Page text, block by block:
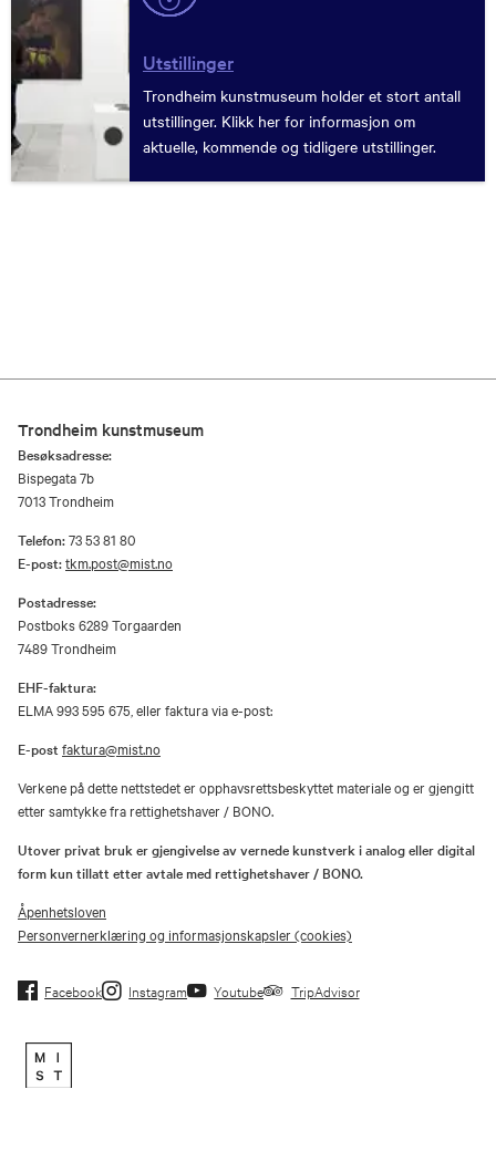
Utstillinger
Trondheim kunstmuseum holder et stort antall
utstillinger. Klikk her for informasjon om
aktuelle, kommende og tidligere utstillinger.
Trondheim kunstmuseum
Besøksadresse:
Bispegata 7b
7013 Trondheim
Telefon:73 53 81 80
E-post:tkm.post@mist.no
Postadresse:
Postboks 6289 Torgaarden
7489 Trondheim
EHF-faktura:
ELMA 993 595 675, eller faktura via e-post:
E-post faktura@mist.no
Verkene på dette nettstedet er opphavsrettsbeskyttet materiale og er gjengitt
etter samtykke fra rettighetshaver / BONO.
Utover privat bruk er gjengivelse av vernede kunstverk i analog eller digital
form kun tillatt etter avtale med rettighetshaver / BONO.
Åpenhetsloven
Personvernerklæring og informasjonskapsler (cookies)
Facebook Instagram Youtube TripAdvisor